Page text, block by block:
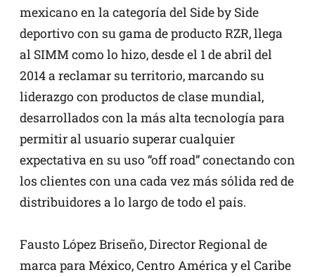
mexicano en la categoría del Side by Side
deportivo con su gama de producto RZR, llega
al SIMM como lo hizo, desde el 1 de abril del
2014 a reclamar su territorio, marcando su
liderazgo con productos de clase mundial,
desarrollados con la más alta tecnología para
permitir al usuario superar cualquier
expectativa en su uso “off road” conectando con
los clientes con una cada vez más sólida red de
distribuidores a lo largo de todo el país.
Fausto López Briseño, Director Regional de
marca para México, Centro América y el Caribe